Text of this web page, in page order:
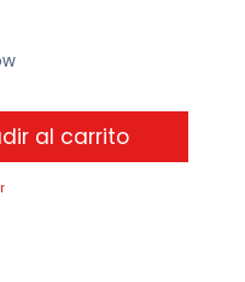
al carrito